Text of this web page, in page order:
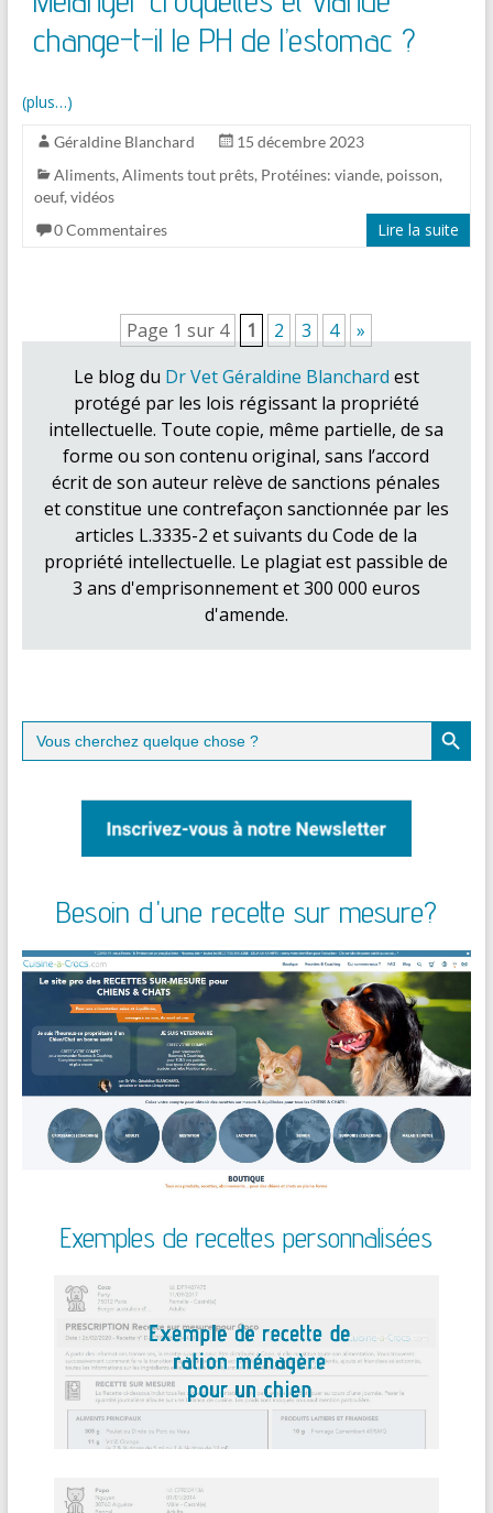
change-t-il le PH de l’estomac ?
(plus…)
Géraldine Blanchard
15 décembre 2023
Aliments, Aliments tout prêts, Protéines: viande, poisson,
oeuf, vidéos
0 Commentaires
Lire la suite
Page 1 sur 4 1 2 3 4
»
Le blog du Dr Vet Géraldine Blanchard est
protégé par les lois régissant la propriété
intellectuelle. Toute copie, même partielle, de sa
forme ou son contenu original, sans l’accord
écrit de son auteur relève de sanctions pénales
et constitue une contrefaçon sanctionnée par les
articles L.3335-2 et suivants du Code de la
propriété intellectuelle. Le plagiat est passible de
3 ans d'emprisonnement et 300 000 euros
d'amende.
Search
for:
Search Button
Besoin d'une recette sur mesure?
Exemples de recettes personnalisées